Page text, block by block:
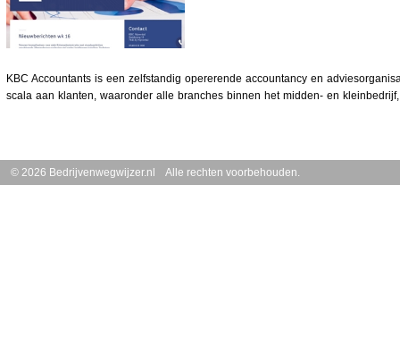
KBC Accountants is een zelfstandig opererende accountancy en
scala aan klanten, waaronder alle branches binnen het midden- en
© 2026 Bedrijvenwegwijzer.nl Alle rechten voorbehouden.